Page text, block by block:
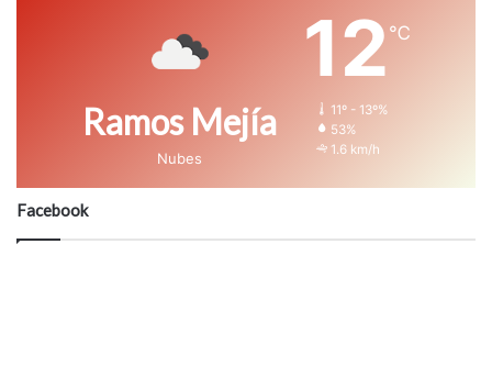
Ramos Mejía
Nubes
12 ℃
11º - 13º%
53%
1.6 km/h
Facebook